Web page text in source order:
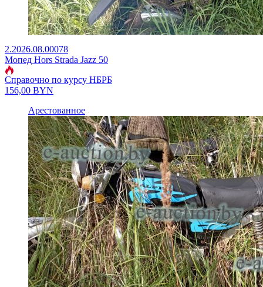
2.2026.08.00078
Мопед Hors Strada Jazz 50
Справочно по курсу НБРБ
156,00 BYN
Арестованное